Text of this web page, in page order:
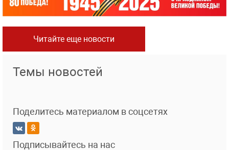
Читайте еще новости
Темы новостей
Поделитесь материалом в соцсетях
Подписывайтесь на нас